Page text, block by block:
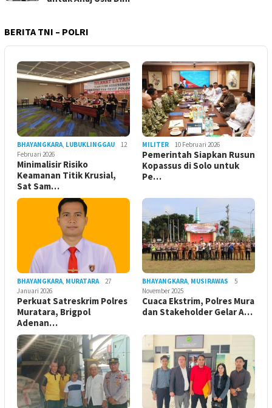
BERITA TNI – POLRI
BHAYANGKARA, LUBUKLINGGAU
12
Februari 2026
Minimalisir Risiko
Keamanan Titik Krusial,
Sat Sam…
MILITER 10 Februari 2026
Pemerintah Siapkan Rusun
Kopassus di Solo untuk
Pe…
BHAYANGKARA, MURATARA
27
Januari 2026
Perkuat Satreskrim Polres
Muratara, Brigpol
Adenan…
BHAYANGKARA, MUSIRAWAS
5
November 2025
Cuaca Ekstrim, Polres Mura
dan Stakeholder Gelar A…